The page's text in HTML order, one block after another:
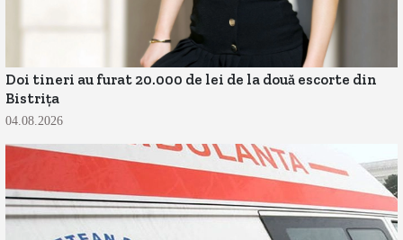
Doi tineri au furat 20.000 de lei de la două escorte din
Bistrița
04.08.2026